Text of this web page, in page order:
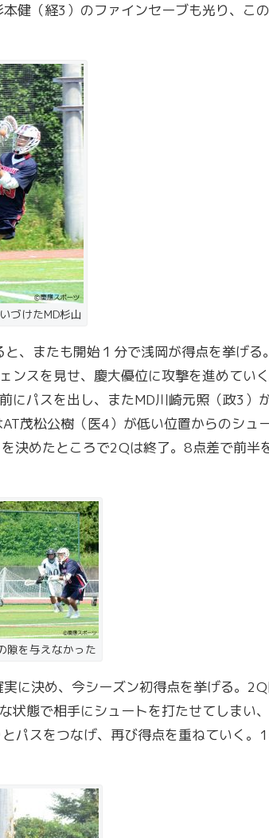
健（経3）のファインセーブも光り、こ
づけたMD杉山
、またも開始１分で浅岡が得点を挙げる
ンスを見せ、慶大優位に攻撃を進めてい
にパスを出し、またMD川崎元照（政3）
茂松公樹（医4）が低い位置からのシュ
決めたところで2Qは終了。8点差で前半
隙を与えなかった
に決め、今シーズン初得点を挙げる。
状態で相手にシュートを打たせてしまい
パスをつなげ、再び得点を重ねていく。